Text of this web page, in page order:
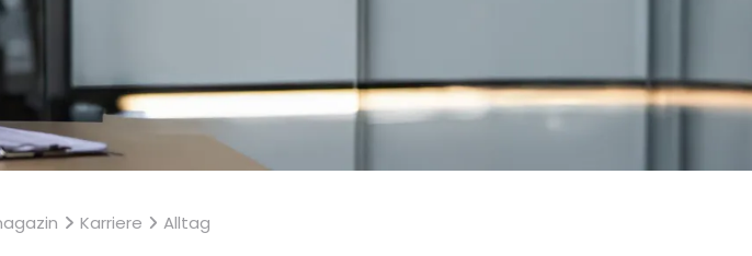
Karriere Alltag